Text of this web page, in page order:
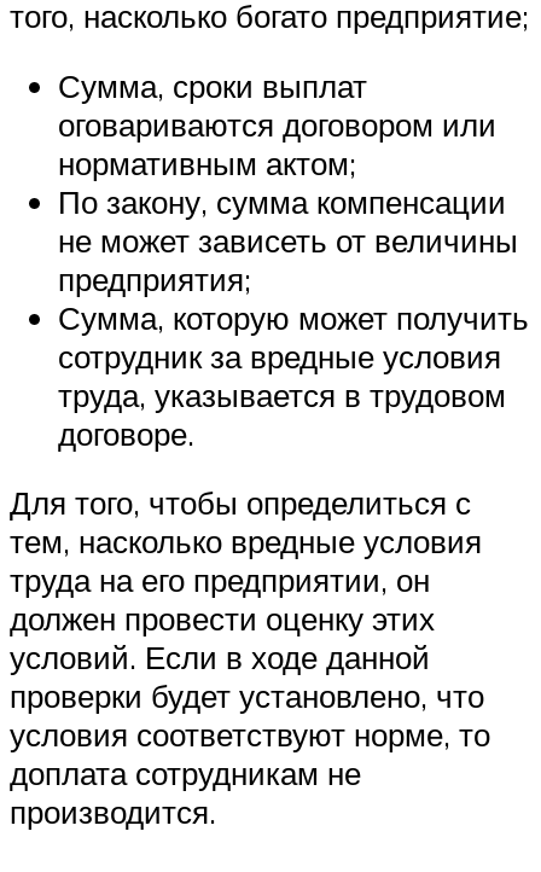
того, насколько богато предприятие;
Сумма, сроки выплат
оговариваются договором или
нормативным актом;
По закону, сумма компенсации
не может зависеть от величины
предприятия;
Сумма, которую может получить
сотрудник за вредные условия
труда, указывается в трудовом
договоре.
Для того, чтобы определиться с
тем, насколько вредные условия
труда на его предприятии, он
должен провести оценку этих
условий. Если в ходе данной
проверки будет установлено, что
условия соответствуют норме, то
доплата сотрудникам не
производится.